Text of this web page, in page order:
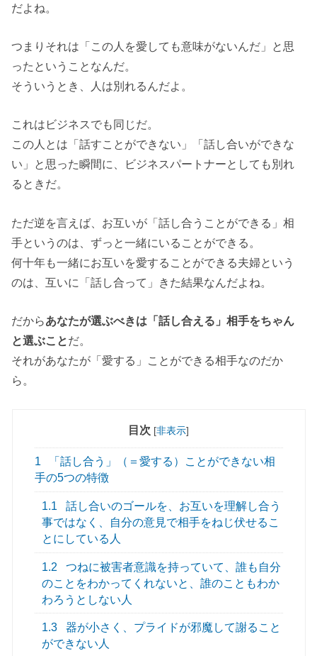
だよね。
つまりそれは「この人を愛しても意味がないんだ」と思
ったということなんだ。
そういうとき、人は別れるんだよ。
これはビジネスでも同じだ。
この人とは「話すことができない」「話し合いができな
い」と思った瞬間に、ビジネスパートナーとしても別れ
るときだ。
ただ逆を言えば、お互いが「話し合うことができる」相
手というのは、ずっと一緒にいることができる。
何十年も一緒にお互いを愛することができる夫婦という
のは、互いに「話し合って」きた結果なんだよね。
だからあなたが選ぶべきは「話し合える」相手をちゃん
と選ぶことだ。
それがあなたが「愛する」ことができる相手なのだか
ら。
目次 [非表示]
1
「話し合う」（＝愛する）ことができない相
手の5つの特徴
1.1
話し合いのゴールを、お互いを理解し合う
事ではなく、自分の意見で相手をねじ伏せるこ
とにしている人
1.2
つねに被害者意識を持っていて、誰も自分
のことをわかってくれないと、誰のこともわか
わろうとしない人
1.3
器が小さく、プライドが邪魔して謝ること
ができない人